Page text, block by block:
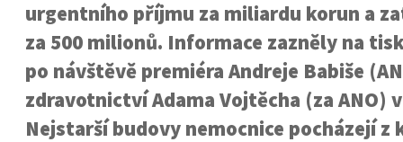
urgentního příjmu za miliardu korun a
za 500 milionů. Informace zazněly na
po návštěvě premiéra Andreje Babiše
zdravotnictví Adama Vojtěcha (za ANO)
Nejstarší budovy nemocnice pocházejí z